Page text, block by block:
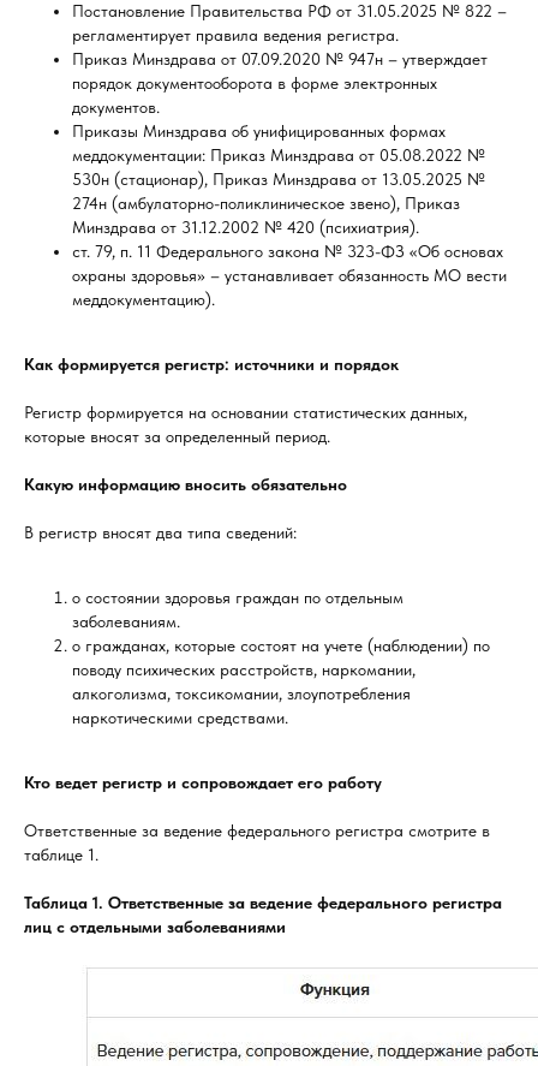
Постановление Правительства РФ от 31.05.2025 № 822 –
регламентирует правила ведения регистра.
Приказ Минздрава от 07.09.2020 № 947н – утверждает
порядок документооборота в форме электронных
документов.
Приказы Минздрава об унифицированных формах
меддокументации: Приказ Минздрава от 05.08.2022 №
530н (стационар), Приказ Минздрава от 13.05.2025 №
274н (амбулаторно-поликлиническое звено), Приказ
Минздрава от 31.12.2002 № 420 (психиатрия).
ст. 79, п. 11 Федерального закона № 323-ФЗ «Об основах
охраны здоровья» – устанавливает обязанность МО вести
меддокументацию).
Как формируется регистр: источники и порядок
Регистр формируется на основании статистических данных,
которые вносят за определенный период.
Какую информацию вносить обязательно
В регистр вносят два типа сведений:
о состоянии здоровья граждан по отдельным
заболеваниям.
о гражданах, которые состоят на учете (наблюдении) по
поводу психических расстройств, наркомании,
алкоголизма, токсикомании, злоупотребления
наркотическими средствами.
Кто ведет регистр и сопровождает его работу
Ответственные за ведение федерального регистра смотрите в
таблице 1.
Таблица 1. Ответственные за ведение федерального регистра
лиц с отдельными заболеваниями